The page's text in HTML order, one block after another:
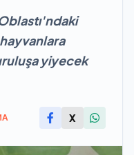
yiyecek
X